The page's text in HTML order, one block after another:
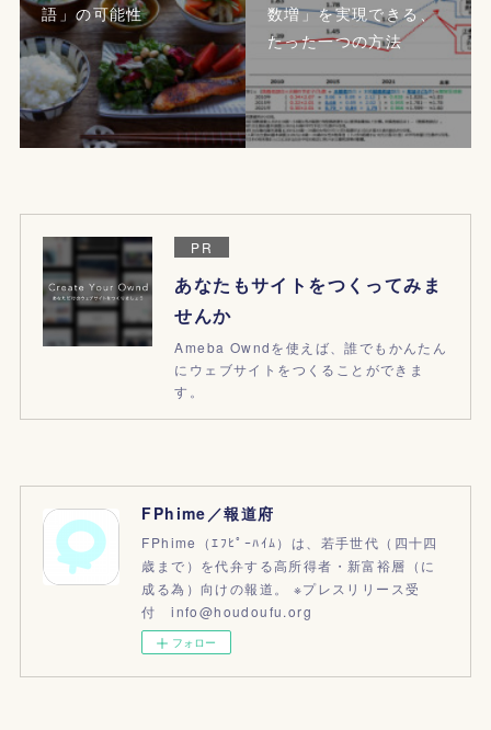
語」の可能性
数増」を実現できる、
たった一つの方法
PR
あなたもサイトをつくってみま
せんか
Ameba Owndを使えば、誰でもかんたん
にウェブサイトをつくることができま
す。
FPhime／報道府
FPhime（ｴﾌﾋﾟｰﾊｲﾑ）は、若手世代（四十四
歳まで）を代弁する高所得者・新富裕層（に
成る為）向けの報道。 ※プレスリリース受
付 info@houdoufu.org
フォロー